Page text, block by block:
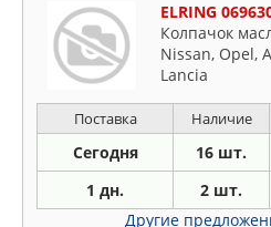
ELRING
Колпачок
Nissan, Opel,
Lancia
Поставка Наличие
Сегодня 16 шт.
1 дн. 2 шт.
Другие